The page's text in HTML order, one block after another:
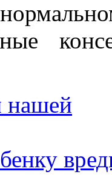
нашей